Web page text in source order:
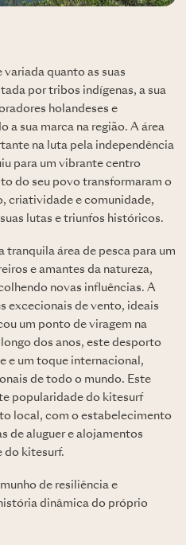
quanto as suas
por tribos indígenas, a sua
holandeses e
a sua marca na região. A área
na luta pela independência
para um vibrante centro
do seu povo transformaram o
criatividade e comunidade,
lutas e triunfos históricos.
tranquila área de pesca para um
e amantes da natureza,
novas influências. A
excecionais de vento, ideais
um ponto de viragem na
dos anos, este desporto
e um toque internacional,
de todo o mundo. Este
popularidade do kitesurf
local, com o estabelecimento
de aluguer e alojamentos
do kitesurf.
de resiliência e
dinâmica do próprio